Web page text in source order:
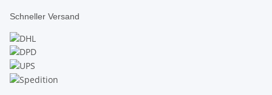
Schneller Versand